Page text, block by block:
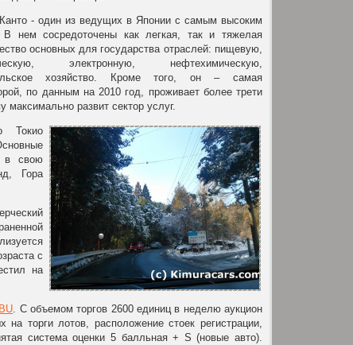
Канто - один из ведущих в Японии с самым высоким
В нем сосредоточены как легкая, так и тяжелая
основных для государства отраслей: пищевую,
электронную, нефтехимическую,
хозяйство. Кроме того, он – самая
по данным на 2010 год, проживает более трети
максимально развит сектор услуг.
Токио
в свою
Гора
с
на
. С объемом торгов 2600 единиц в неделю аукцион
торги лотов, расположение стоек регистрации,
система оценки 5 балльная + S (новые авто).